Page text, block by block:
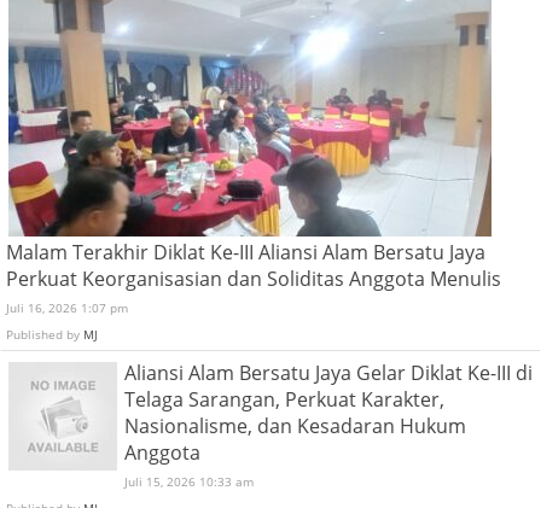
Malam Terakhir Diklat Ke-III Aliansi Alam Bersatu Jaya
Perkuat Keorganisasian dan Soliditas Anggota Menulis
Juli 16, 2026 1:07 pm
Published by MJ
Aliansi Alam Bersatu Jaya Gelar Diklat Ke-III di
Telaga Sarangan, Perkuat Karakter,
Nasionalisme, dan Kesadaran Hukum
Anggota
Juli 15, 2026 10:33 am